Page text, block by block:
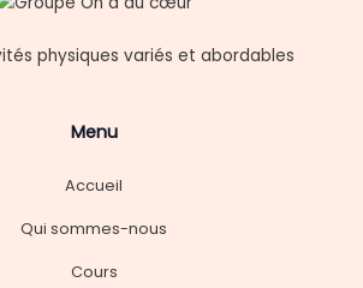
physiques variés et abordables
Menu
Accueil
Qui sommes-nous
Cours